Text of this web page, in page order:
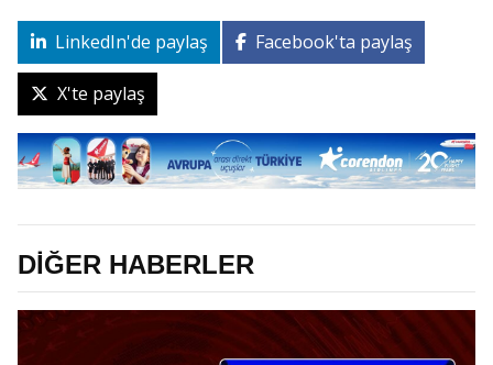
LinkedIn'de paylaş Facebook'ta paylaş
X'te paylaş
DİĞER HABERLER